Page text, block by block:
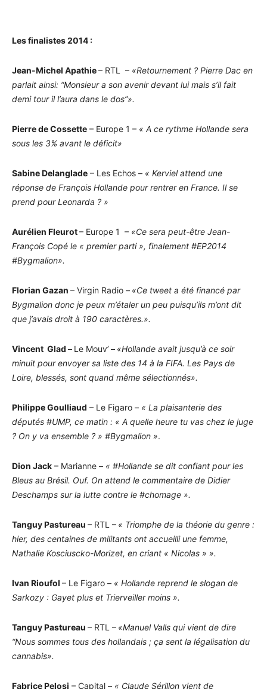
Les finalistes 2014 :
Jean-Michel Apathie– RTL – «Retournement ? Pierre Dac en
parlait ainsi: “Monsieur a son avenir devant lui mais s’il fait
demi tour il l’aura dans le dos”».
Pierre de Cossette – Europe 1 – « A ce rythme Hollande sera
sous les 3% avant le déficit»
Sabine Delanglade – Les Echos – « Kerviel attend une
réponse de François Hollande pour rentrer en France. Il se
prend pour Leonarda ? »
Aurélien Fleurot– Europe 1 – «Ce sera peut-être Jean-
François Copé le « premier parti », finalement #EP2014
#Bygmalion».
Florian Gazan – Virgin Radio – «Ce tweet a été financé par
Bygmalion donc je peux m’étaler un peu puisqu’ils m’ont dit
que j’avais droit à 190 caractères.».
Vincent Glad – Le Mouv’ – «Hollande avait jusqu’à ce soir
minuit pour envoyer sa liste des 14 à la FIFA. Les Pays de
Loire, blessés, sont quand même sélectionnés».
Philippe Goulliaud – Le Figaro – « La plaisanterie des
députés #UMP, ce matin : « A quelle heure tu vas chez le juge
? On y va ensemble ? » #Bygmalion ».
Dion Jack – Marianne – « #Hollande se dit confiant pour les
Bleus au Brésil. Ouf. On attend le commentaire de Didier
Deschamps sur la lutte contre le #chomage ».
Tanguy Pastureau – RTL – « Triomphe de la théorie du genre :
hier, des centaines de militants ont accueilli une femme,
Nathalie Kosciuscko-Morizet, en criant « Nicolas » ».
Ivan Rioufol – Le Figaro – « Hollande reprend le slogan de
Sarkozy : Gayet plus et Trierveiller moins ».
Tanguy Pastureau – RTL – «Manuel Valls qui vient de dire
“Nous sommes tous des hollandais ; ça sent la légalisation du
cannabis».
Fabrice Pelosi – Capital – « Claude Sérillon vient de